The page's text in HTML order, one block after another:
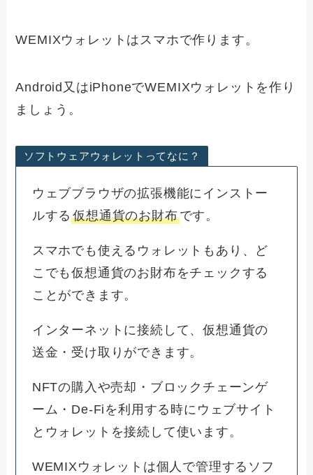
WEMIXウォレットはスマホで作ります。
Android又はiPhoneでWEMIXウォレットを作り
ましょう。
ソフトウェアウォレットってなに？
ウェブブラウザの拡張機能にインストー
ルする仮想通貨のお財布です。
スマホでも使えるウォレットもあり、ど
こでも仮想通貨のお財布をチェックする
ことができます。
インターネットに接続して、仮想通貨の
送金・受け取りができます。
NFTの購入や売却・ブロックチェーンゲ
ーム・De-Fiを利用する時にウェブサイト
とウォレットを接続して使います。
WEMIXウォレットは個人で管理するソフ